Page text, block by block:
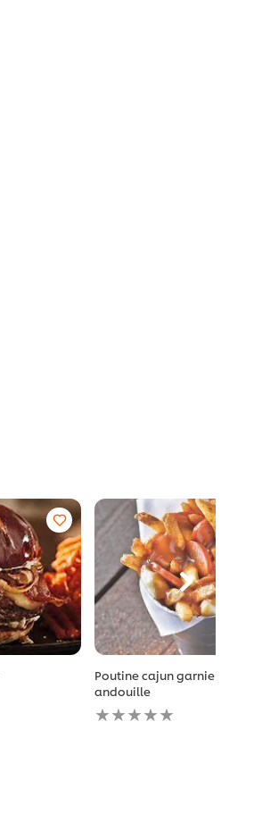
Poutine cajun garnie de
andouille
Aucune
évaluation